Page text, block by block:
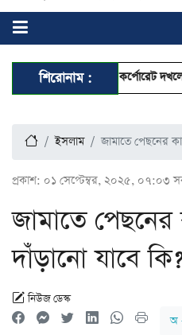
শিরোনাম :
বেসরকারিকরণে কর্পোরেট দখলের
ইসলাম জামাতে পেছনের
প্রকাশ: ০১ সেপ্টেম্বর, ২০২৫, ০৭:০৩
জামাতে
দাঁড়ানো যাবে
নিউজ ডেস্ক
অ